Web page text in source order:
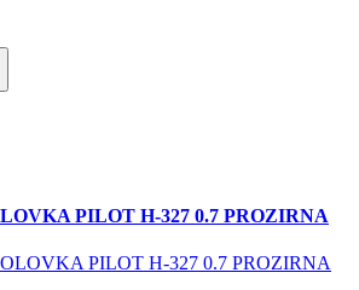
PILOT H-327 0.7 PROZIRNA